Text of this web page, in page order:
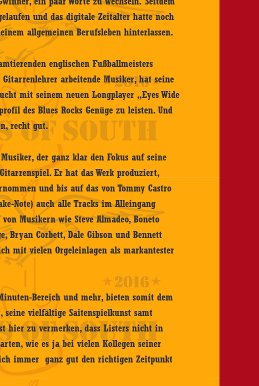
und das digitale Zeitalter hatte noch
allgemeinen Berufsleben hinterlassen.
englischen Fußballmeisters
arbeitende Musiker, hat seine
mit seinem neuen Longplayer „Eyes Wide
des Blues Rocks Genüge zu leisten. Und
recht gut.
der ganz klar den Fokus auf seine
Er hat das Werk produziert,
und bis auf das von Tommy Castro
Note) auch alle Tracks im Alleingang
Musikern wie Steve Almadeo, Boneto
Bryan Corbett, Dale Gibson und Bennett
mit vielen Orgeleinlagen als markantester
Bereich und mehr, bieten somit dem
seine vielfältige Saitenspielkunst samt
hier zu vermerken, dass Listers nicht in
wie es ja bei vielen Kollegen seiner
immer ganz gut den richtigen Zeitpunkt